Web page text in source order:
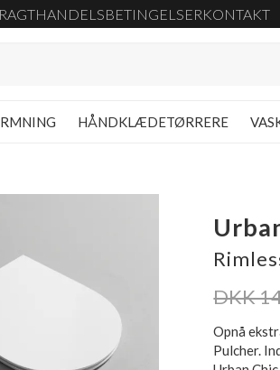
HANDELSBETINGELSERKONTAKT
HÅNDKLÆDETØRRERE
DKK
Opnå
Pulcher.